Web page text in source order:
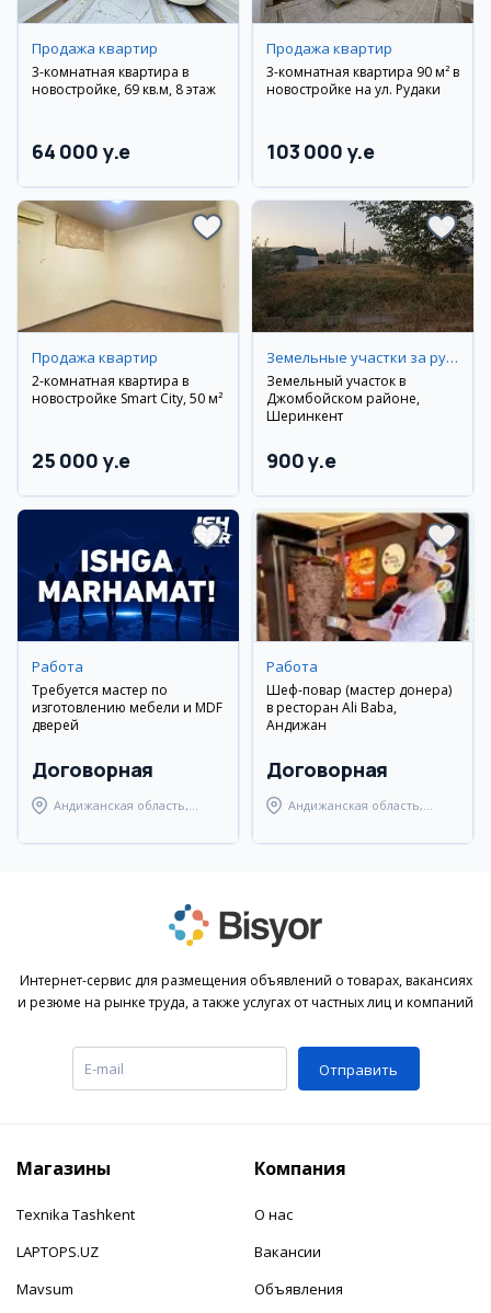
Продажа квартир
3-комнатная квартира в
новостройке, 69 кв.м, 8 этаж
64 000 y.e
Продажа квартир
3-комнатная квартира 90 м² в
новостройке на ул. Рудаки
103 000 y.e
Продажа квартир
2-комнатная квартира в
новостройке Smart City, 50 м²
25 000 y.e
Земельные участки за рубежом
Земельный участок в
Джомбойском районе,
Шеринкент
900 y.e
Работа
Требуется мастер по
изготовлению мебели и MDF
дверей
Договорная
Андижанская область,
Работа
Шеф-повар (мастер донера)
в ресторан Ali Baba,
Андижан
Договорная
Андижанская область,
Интернет-сервис для размещения объявлений о товарах, вакансиях
и резюме на рынке труда, а также услугах от частных лиц и компаний
Отправить
Магазины
Texnika Tashkent
LAPTOPS.UZ
Mavsum
Компания
О нас
Вакансии
Объявления